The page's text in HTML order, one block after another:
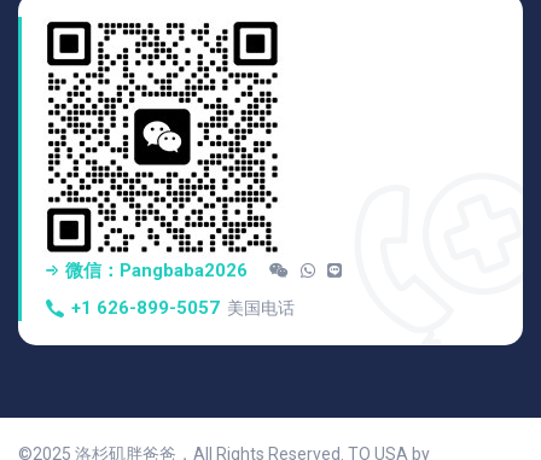
微信：pangbaba2026
+1 626-899-5057 美国电话
©2025 洛杉矶胖爸爸，All Rights Reserved. TO USA by